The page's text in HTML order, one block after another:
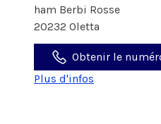
ham Berbi Rosse
20232 Oletta
Obtenir le
Plus d'infos